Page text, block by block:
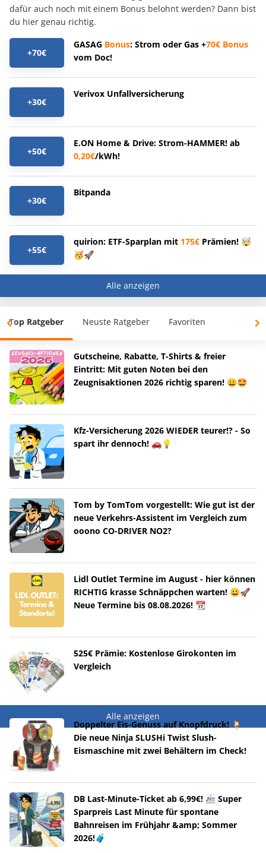
dafür auch noch mit einem Bonus belohnt werden? Dann bist
du hier genau richtig.
+70€
GASAG Bonus: Strom oder Gas +70€ Bonus
vom Doc!
+30€
Verivox Unfallversicherung
+50€
E.ON Home & Drive: Strom-HAMMER! ab
0,20€/kWh!
+30€
Bitpanda
+55€
quirion: ETF-Sparplan mit 175€ Prämien! 🤯
🥳🚀
Alle anzeigen
Top Ratgeber Neuste Ratgeber Favoriten
Gutscheine, Rabatte, T-Shirts & freier
Eintritt: Mit guten Noten bei den
Zeugnisaktionen 2026 richtig sparen! 😀🤩
Kfz-Versicherung 2026 WIEDER teurer!? - So
spart ihr dennoch! 🚗💡
Tom by TomTom vorgestellt: Wie gut ist der
neue Verkehrs-Assistent im Vergleich zum
ooono CO-DRIVER NO2?
Lidl Outlet Termine im August - hier können
RICHTIG krasse Schnäppchen warten! 😀🚀
Neue Termine bis 08.08.2026! 📆
525€ Prämie: Kostenlose Girokonten im
Vergleich
Alle anzeigen
Doppelter Eis-Genuss auf Knopfdruck! 🍹
Die neue Ninja SLUSHi Twist Slush-
Eismaschine mit zwei Behältern im Check!
DB Last-Minute-Ticket ab 6,99€! 🚈 Super
Sparpreis Last Minute für spontane
Bahnreisen im Frühjahr &amp; Sommer
2026!🧳